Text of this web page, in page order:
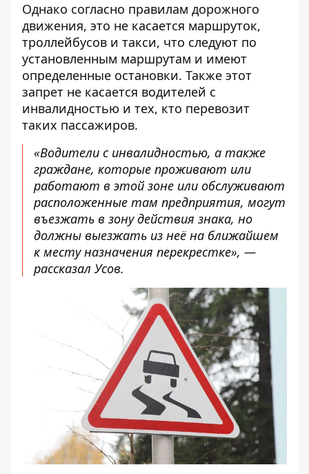
Однако согласно правилам дорожного
движения, это не касается маршруток,
троллейбусов и такси, что следуют по
установленным маршрутам и имеют
определенные остановки. Также этот
запрет не касается водителей с
инвалидностью и тех, кто перевозит
таких пассажиров.
«Водители с инвалидностью, а также
граждане, которые проживают или
работают в этой зоне или обслуживают
расположенные там предприятия, могут
въезжать в зону действия знака, но
должны выезжать из неё на ближайшем
к месту назначения перекрестке», —
рассказал Усов.